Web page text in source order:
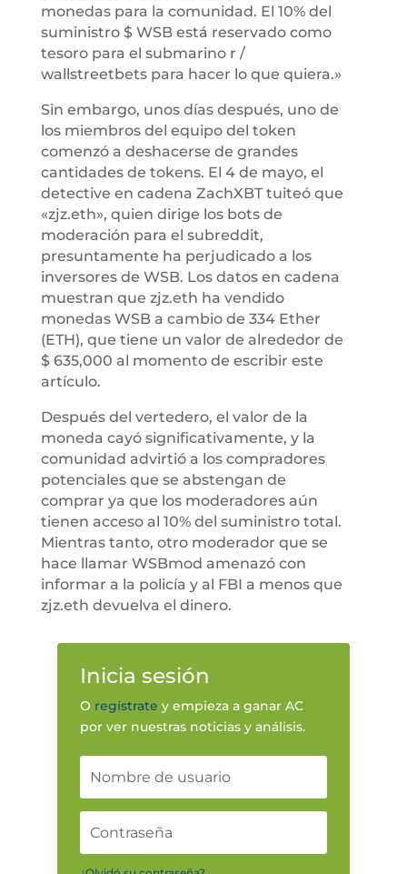
monedas para la comunidad. El 10% del
suministro $ WSB está reservado como
tesoro para el submarino r /
wallstreetbets para hacer lo que quiera.»
Sin embargo, unos días después, uno de
los miembros del equipo del token
comenzó a deshacerse de grandes
cantidades de tokens. El 4 de mayo, el
detective en cadena ZachXBT tuiteó que
«zjz.eth», quien dirige los bots de
moderación para el subreddit,
presuntamente ha perjudicado a los
inversores de WSB. Los datos en cadena
muestran que zjz.eth ha vendido
monedas WSB a cambio de 334 Ether
(ETH), que tiene un valor de alrededor de
$ 635,000 al momento de escribir este
artículo.
Después del vertedero, el valor de la
moneda cayó significativamente, y la
comunidad advirtió a los compradores
potenciales que se abstengan de
comprar ya que los moderadores aún
tienen acceso al 10% del suministro total.
Mientras tanto, otro moderador que se
hace llamar WSBmod amenazó con
informar a la policía y al FBI a menos que
zjz.eth devuelva el dinero.
Inicia sesión
O regístrate y empieza a ganar AC
por ver nuestras noticias y análisis.